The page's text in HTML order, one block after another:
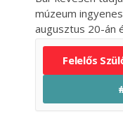
múzeum
augusztus 20-án
Felelős